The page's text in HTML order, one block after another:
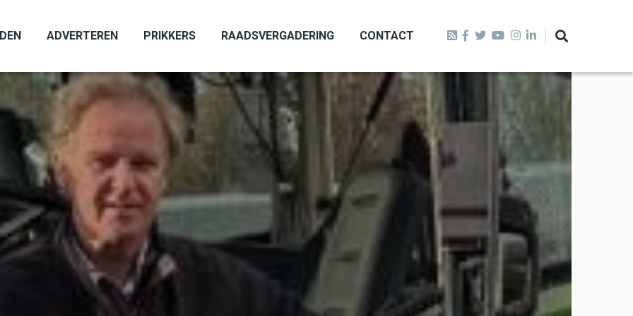
ADVERTEREN PRIKKERS RAADSVERGADERING CONTACT